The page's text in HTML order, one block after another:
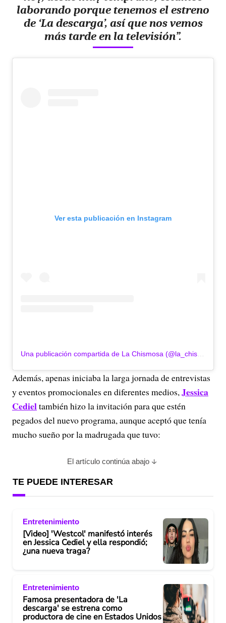
laborando porque tenemos el estreno
de ‘La descarga’, así que nos vemos
más tarde en la televisión”.
Ver esta publicación en Instagram
Además, apenas iniciaba la larga jornada de entrevistas
y eventos promocionales en diferentes medios,Jessica
Cedieltambién hizo la invitación para que estén
pegados del nuevo programa, aunque aceptó que tenía
mucho sueño por la madrugada que tuvo:
El artículo continúa abajo
TE PUEDE INTERESAR
Entretenimiento
[Video] 'Westcol' manifestó interés
en Jessica Cediel y ella respondió;
¿una nueva traga?
Entretenimiento
Famosa presentadora de 'La
descarga' se estrena como
productora de cine en Estados Unidos